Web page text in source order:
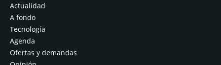
Actualidad
A fondo
Tecnología
Agenda
Ofertas y demandas